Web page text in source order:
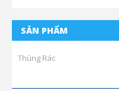
SẢN PHẨM
Thùng Rác